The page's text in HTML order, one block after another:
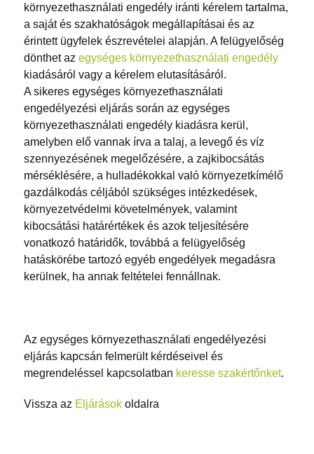
környezethasználati engedély iránti kérelem tartalma,
a saját és szakhatóságok megállapításai és az
érintett ügyfelek észrevételei alapján. A felügyelőség
dönthet az egységes környezethasználati engedély
kiadásáról vagy a kérelem elutasításáról.
A sikeres egységes környezethasználati
engedélyezési eljárás során az egységes
környezethasználati engedély kiadásra kerül,
amelyben elő vannak írva a talaj, a levegő és víz
szennyezésének megelőzésére, a zajkibocsátás
mérséklésére, a hulladékokkal való környezetkímélő
gazdálkodás céljából szükséges intézkedések,
környezetvédelmi követelmények, valamint
kibocsátási határértékek és azok teljesítésére
vonatkozó határidők, továbbá a felügyelőség
hatáskörébe tartozó egyéb engedélyek megadásra
kerülnek, ha annak feltételei fennállnak.
Az egységes környezethasználati engedélyezési
eljárás kapcsán felmerült kérdéseivel és
megrendeléssel kapcsolatban keresse szakértőnket.
Vissza az Eljárások oldalra